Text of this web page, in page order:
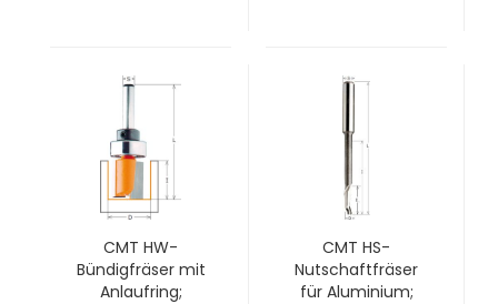
CMT HW-
Bündigfräser mit
Anlaufring;
CMT HS-
Nutschaftfräser
für Aluminium;